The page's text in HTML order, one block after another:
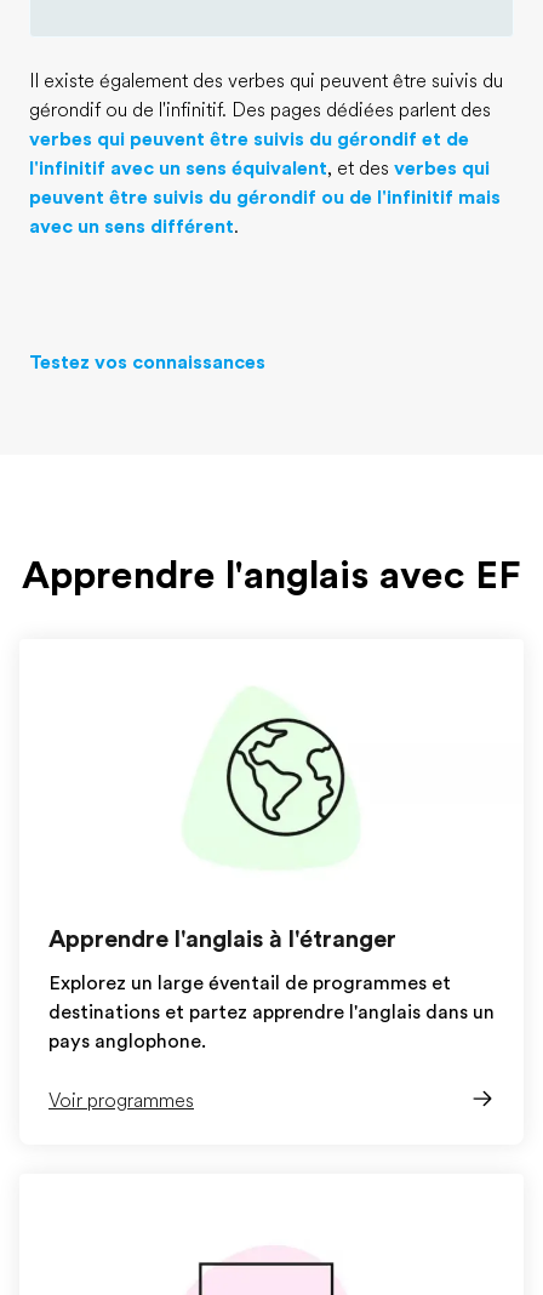
Il existe également des verbes qui peuvent être suivis du
gérondif ou de l'infinitif. Des pages dédiées parlent des
verbes qui peuvent être suivis du gérondif et de
l'infinitif avec un sens équivalent, et des verbes qui
peuvent être suivis du gérondif ou de l'infinitif mais
avec un sens différent.
Testez vos connaissances
Apprendre l'anglais avec EF
Apprendre l'anglais à l'étranger
Explorez un large éventail de programmes et
destinations et partez apprendre l'anglais dans un
pays anglophone.
Voir programmes